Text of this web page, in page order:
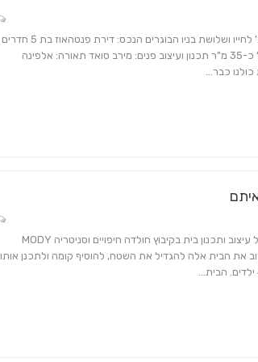
היכן: אחת מערי השפלה עבור: אב בפרק ב' לחייו ושלושת בניו הבוגרים הנכס: דירת פנטהאוז בת 5 חדרים
בשטח של כ-140 מ"ר+ מרפסת בשטח של כ-35 מ"ר תכנון ועיצוב פנים: מירב סואד תאורה: אלפינה
כבר…
עיצוב : רחלי בן אבי עיצוב פנים צילום: שי גיל עיצוב ותכנון בית בקיבוץ חולדה חיפויים וסניטריה MODY
את הבית אלה להגדיל את השטח, להוסיף קומה ולתכנן אותו